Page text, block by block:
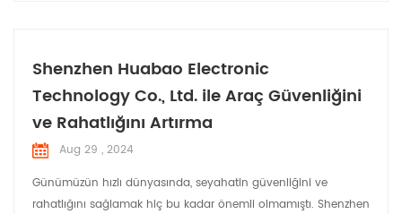
Shenzhen Huabao Electronic
Technology Co., Ltd. ile Araç Güvenliğini
ve Rahatlığını Artırma
Aug 29 , 2024
Günümüzün hızlı dünyasında, seyahatin güvenliğini ve
rahatlığını sağlamak hiç bu kadar önemli olmamıştı. Shenzhen